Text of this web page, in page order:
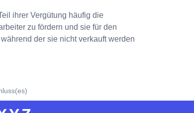
ihrer Vergütung häufig die
zu fördern und sie für den
der sie nicht verkauft werden